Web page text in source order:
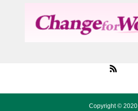
Copyright © 2020